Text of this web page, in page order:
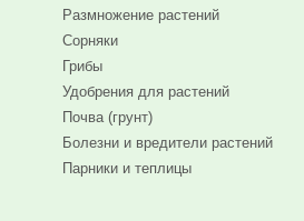
Размножение растений
Сорняки
Грибы
Удобрения для растений
Почва (грунт)
Болезни и вредители растений
Парники и теплицы